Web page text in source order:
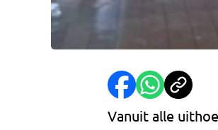
Vanuit alle